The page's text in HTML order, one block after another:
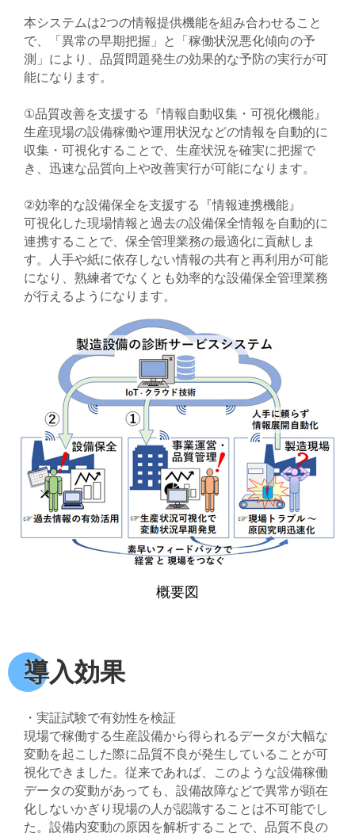
本システムは2つの情報提供機能を組み合わせること
で、「異常の早期把握」と「稼働状況悪化傾向の予
測」により、品質問題発生の効果的な予防の実行が可
能になります。
①品質改善を支援する『情報自動収集・可視化機能』
生産現場の設備稼働や運用状況などの情報を自動的に
収集・可視化することで、生産状況を確実に把握で
き、迅速な品質向上や改善実行が可能になります。
②効率的な設備保全を支援する『情報連携機能』
可視化した現場情報と過去の設備保全情報を自動的に
連携することで、保全管理業務の最適化に貢献しま
す。人手や紙に依存しない情報の共有と再利用が可能
になり、熟練者でなくとも効率的な設備保全管理業務
が行えるようになります。
概要図
導入効果
・実証試験で有効性を検証
現場で稼働する生産設備から得られるデータが大幅な
変動を起こした際に品質不良が発生していることが可
視化できました。従来であれば、このような設備稼働
データの変動があっても、設備故障などで異常が顕在
化しないかぎり現場の人が認識することは不可能でし
た。設備内変動の原因を解析することで、品質不良の